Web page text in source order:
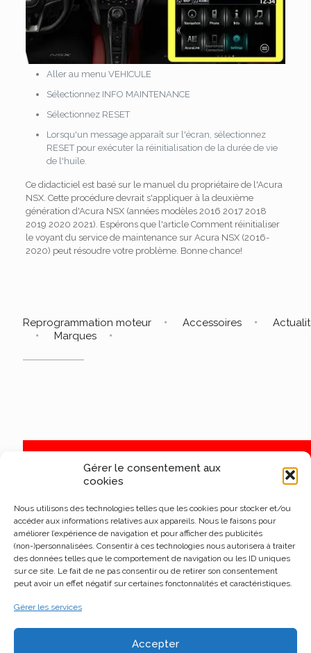
Gérer le consentement aux
cookies
Nous utilisons des technologies telles que les cookies pour stocker et/ou
accéder aux informations relatives aux appareils. Nous le faisons pour
améliorer l’expérience de navigation et pour afficher des publicités
(non-)personnalisées. Consentir à ces technologies nous autorisera à traiter
des données telles que le comportement de navigation ou les ID uniques
sur ce site. Le fait de ne pas consentir ou de retirer son consentement
peut avoir un effet négatif sur certaines fonctonnalités et caractéristiques.
Gérer les services
Accepter
Aller au menu VEHICULE
Sélectionnez INFO MAINTENANCE
Sélectionnez RESET
Lorsqu'un message apparaît sur l'écran, sélectionnez
RESET pour exécuter la réinitialisation de la durée de vie
de l'huile.
Ce didacticiel est basé sur le manuel du propriétaire de l'Acura
NSX. Cette procédure devrait s'appliquer à la deuxième
génération d'Acura NSX (années modèles 2016 2017 2018
2019 2020 2021). Espérons que l'article Comment réinitialiser
le voyant du service de maintenance sur Acura NSX (2016-
2020) peut résoudre votre problème. Bonne chance!
Reprogrammation moteur Accessoires
Marques